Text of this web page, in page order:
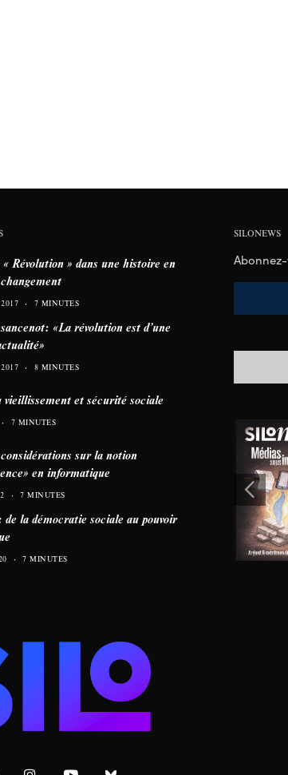
Révolution » dans une histoire en
7 MINUTES
«La révolution est d’une
8 MINUTES
vieillissement et sécurité sociale
7 MINUTES
sur la notion
en informatique
7 MINUTES
de la démocratie sociale au pouvoir
7 MINUTES
SILONEWS